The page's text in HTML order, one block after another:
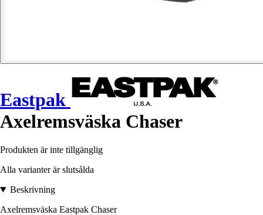
Eastpak
Axelremsväska Chaser
Produkten är inte tillgänglig
Alla varianter är slutsålda
Beskrivning
Axelremsväska Eastpak Chaser